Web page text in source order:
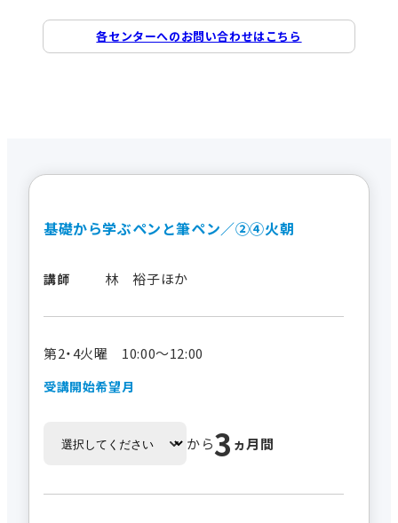
各センターへのお問い合わせはこちら
基礎から学ぶペンと筆ペン／②④火朝
講師 林 裕子ほか
第2・4火曜 10:00～12:00
受講開始希望月
から3 ヵ月間